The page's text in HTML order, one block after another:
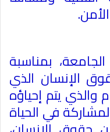
.
بمناسبة
الإنسان الذي
والذي يتم إحياؤه
في الحياة